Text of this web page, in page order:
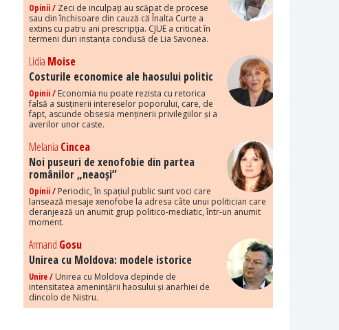
Opinii / Zeci de inculpați au scăpat de procese
sau din închisoare din cauză că Înalta Curte a
extins cu patru ani prescripția. CJUE a criticat în
termeni duri instanța condusă de Lia Savonea.
Lidia Moise
Costurile economice ale haosului politic
Opinii / Economia nu poate rezista cu retorica
falsă a susținerii intereselor poporului, care, de
fapt, ascunde obsesia menținerii privilegiilor și a
averilor unor caste.
Melania Cincea
Noi puseuri de xenofobie din partea
românilor „neaoși”
Opinii / Periodic, în spațiul public sunt voci care
lansează mesaje xenofobe la adresa câte unui politician care
deranjează un anumit grup politico-mediatic, într-un anumit
moment.
Armand Gosu
Unirea cu Moldova: modele istorice
Unire / Unirea cu Moldova depinde de
intensitatea amenințării haosului și anarhiei de
dincolo de Nistru.